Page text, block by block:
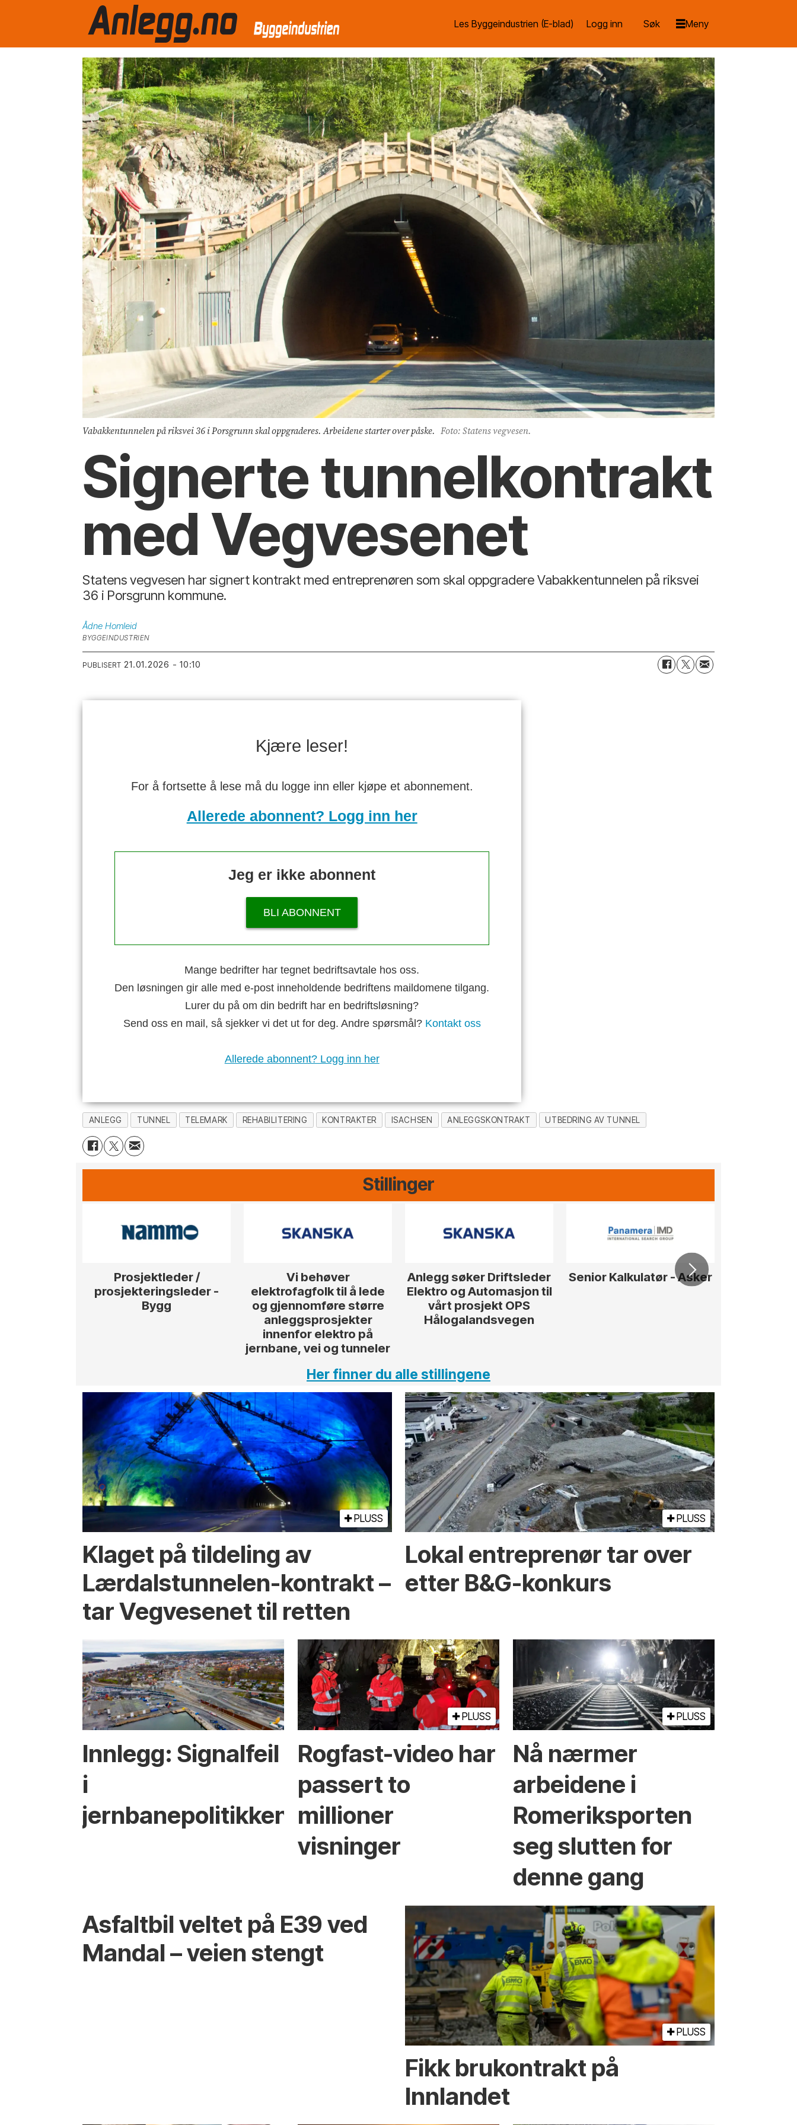
Les Byggeindustrien (E-blad) Logg inn
Vabakkentunnelen på riksvei 36 i Porsgrunn skal oppgraderes. Arbeidene starter over påske. Foto: Statens vegvesen.
Signerte tunnelkontrakt
med Vegvesenet
Statens vegvesen har signert kontrakt med entreprenøren som skal oppgradere Vabakkentunnelen på riksvei
36 i Porsgrunn kommune.
Ådne Homleid
BYGGEINDUSTRIEN
PUBLISERT 21.01.2026 - 10:10
Kjære leser!
For å fortsette å lese må du logge inn eller kjøpe et abonnement.
Allerede abonnent? Logg inn her
Jeg er ikke abonnent
BLI ABONNENT
Mange bedrifter har tegnet bedriftsavtale hos oss.
Den løsningen gir alle med e-post inneholdende bedriftens maildomene tilgang.
Lurer du på om din bedrift har en bedriftsløsning?
Send oss en mail, så sjekker vi det ut for deg. Andre spørsmål? Kontakt oss
Allerede abonnent? Logg inn her
ANLEGG TUNNEL TELEMARK REHABILITERING KONTRAKTER ISACHSEN ANLEGGSKONTRAKT UTBEDRING AV TUNNEL
Stillinger
Prosjektleder /
prosjekteringsleder -
Bygg
Vi behøver
elektrofagfolk til å lede
og gjennomføre større
anleggsprosjekter
innenfor elektro på
jernbane, vei og tunneler
Anlegg søker Driftsleder
Elektro og Automasjon til
vårt prosjekt OPS
Hålogalandsvegen
Senior Kalkulatør - Asker
Her finner du alle stillingene
PLUSS
Klaget på tildeling av
Lærdalstunnelen-kontrakt –
tar Vegvesenet til retten
PLUSS
Lokal entreprenør tar over
etter B&G-konkurs
Innlegg: Signalfeil
i
jernbanepolitikken?
PLUSS
Rogfast-video har
passert to
millioner
visninger
PLUSS
Nå nærmer
arbeidene i
Romeriksporten
seg slutten for
denne gang
Asfaltbil veltet på E39 ved
Mandal – veien stengt
PLUSS
Fikk brukontrakt på
Innlandet